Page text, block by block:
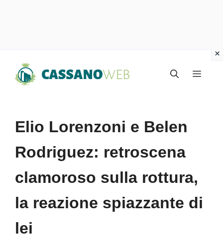
Menu
Elio Lorenzoni e Belen
Rodriguez: retroscena
clamoroso sulla rottura,
la reazione spiazzante di
lei